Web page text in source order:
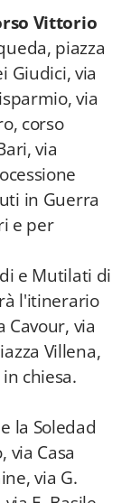
Vittorio
piazza
Giudici, via
via
corso
via
in Guerra
e per
e Mutilati di
l'itinerario
Cavour, via
Villena,
chiesa.
la Soledad
via Casa
via G.